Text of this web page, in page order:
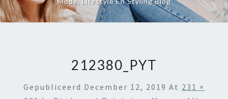
212380_PYT
Gepubliceerd December 12, 2019 At 231 ×